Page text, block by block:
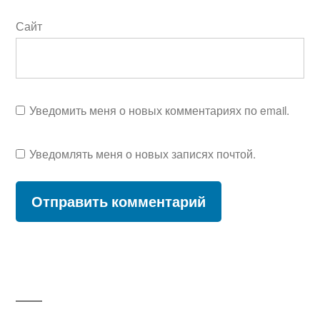
Сайт
Уведомить меня о новых комментариях по email.
Уведомлять меня о новых записях почтой.